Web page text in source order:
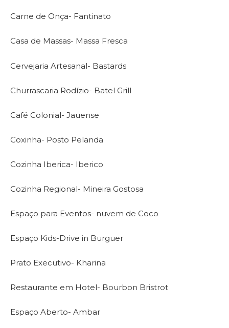
Carne de Onça- Fantinato
Casa de Massas- Massa Fresca
Cervejaria Artesanal- Bastards
Churrascaria Rodízio- Batel Grill
Café Colonial- Jauense
Coxinha- Posto Pelanda
Cozinha Iberica- Iberico
Cozinha Regional- Mineira Gostosa
Espaço para Eventos- nuvem de Coco
Espaço Kids-Drive in Burguer
Prato Executivo- Kharina
Restaurante em Hotel- Bourbon Bristrot
Espaço Aberto- Ambar